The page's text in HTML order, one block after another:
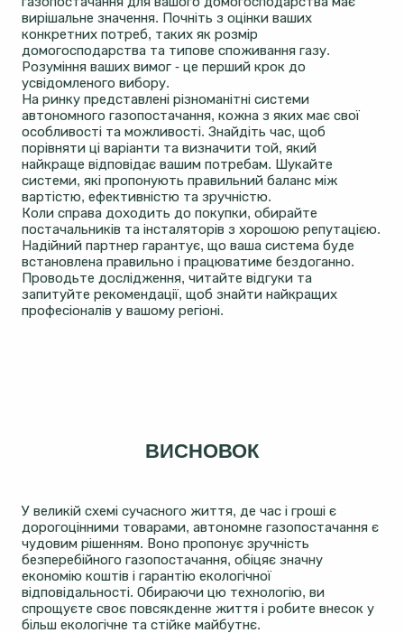
вирішальне значення. Почніть з оцінки ваших
конкретних потреб, таких як розмір
домогосподарства та типове споживання газу.
Розуміння ваших вимог - це перший крок до
усвідомленого вибору.
На ринку представлені різноманітні системи
автономного газопостачання, кожна з яких має свої
особливості та можливості. Знайдіть час, щоб
порівняти ці варіанти та визначити той, який
найкраще відповідає вашим потребам. Шукайте
системи, які пропонують правильний баланс між
вартістю, ефективністю та зручністю.
Коли справа доходить до покупки, обирайте
постачальників та інсталяторів з хорошою репутацією.
Надійний партнер гарантує, що ваша система буде
встановлена правильно і працюватиме бездоганно.
Проводьте дослідження, читайте відгуки та
запитуйте рекомендації, щоб знайти найкращих
професіоналів у вашому регіоні.
ВИСНОВОК
У великій схемі сучасного життя, де час і гроші є
дорогоцінними товарами, автономне газопостачання є
чудовим рішенням. Воно пропонує зручність
безперебійного газопостачання, обіцяє значну
економію коштів і гарантію екологічної
відповідальності. Обираючи цю технологію, ви
спрощуєте своє повсякденне життя і робите внесок у
більш екологічне та стійке майбутнє.